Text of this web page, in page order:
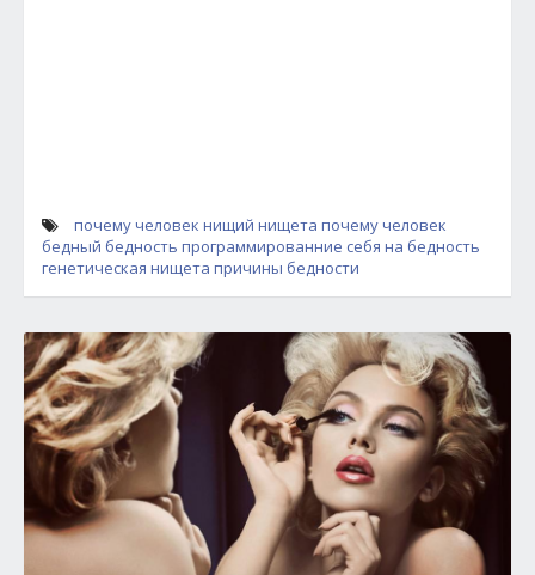
почему человек нищий нищета почему человек
бедный бедность программированние себя на бедность
генетическая нищета причины бедности